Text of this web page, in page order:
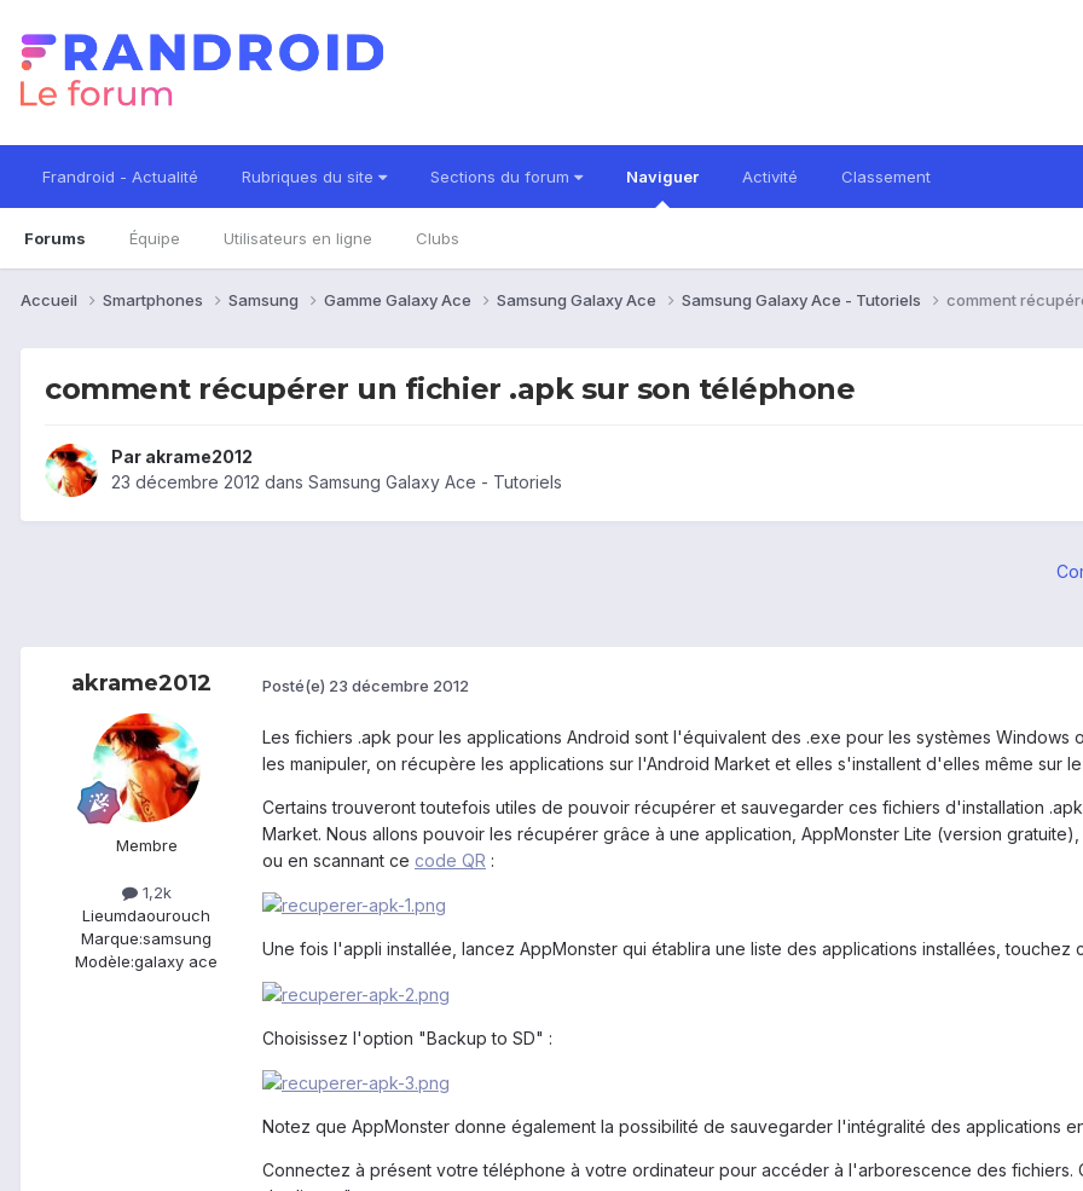
Frandroid - Actualité Rubriques du site Sections du forum Naviguer
Forums Équipe Utilisateurs en ligne Clubs
Activité Classement
Accueil Smartphones Samsung Gamme Galaxy Ace Samsung Galaxy Ace Samsung Galaxy Ace - Tutoriels comment
comment récupérer un fichier .apk sur son téléphone
Par akrame2012
23 décembre 2012 dans Samsung Galaxy Ace - Tutoriels
akrame2012
Membre
1,2k
Lieumdaourouch
Marque:samsung
Modèle:galaxy ace
Posté(e) 23 décembre 2012
Les fichiers .apk pour les applications Android sont l'équivalent des .exe pour les systèmes Windows
les manipuler, on récupère les applications sur l'Android Market et elles s'installent d'elles même sur
Certains trouveront toutefois utiles de pouvoir récupérer et sauvegarder ces fichiers d'installation
Market. Nous allons pouvoir les récupérer grâce à une application, AppMonster Lite (version
ou en scannant ce code QR :
Une fois l'appli installée, lancez AppMonster qui établira une liste des applications installées, touchez
Choisissez l'option "Backup to SD" :
Notez que AppMonster donne également la possibilité de sauvegarder l'intégralité des applications
Connectez à présent votre téléphone à votre ordinateur pour accéder à l'arborescence des